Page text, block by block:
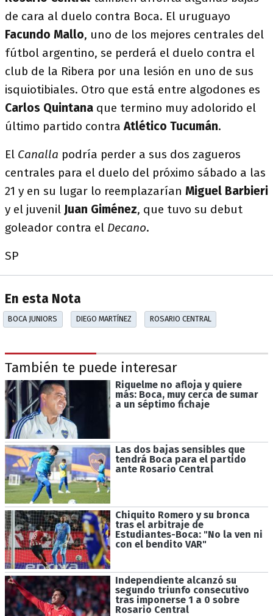
de cara al duelo contra Boca. El uruguayo
Facundo Mallo, uno de los mejores centrales del
fútbol argentino, se perderá el duelo contra el
club de la Ribera por una lesión en uno de sus
isquiotibiales. Otro que está entre algodones es
Carlos Quintana que termino muy adolorido el
último partido contraAtlético Tucumán.
El Canalla podría perder a sus dos zagueros
centrales para el duelo del próximo sábado a las
21 y en su lugar lo reemplazarían Miguel Barbieri
y el juvenil Juan Giménez, que tuvo su debut
goleador contra el Decano.
SP
En esta Nota
BOCA JUNIORS DIEGO MARTÍNEZ ROSARIO CENTRAL
También te puede interesar
Riquelme no afloja y quiere
más: Boca, muy cerca de sumar
a un séptimo fichaje
Las dos bajas sensibles que
tendrá Boca para el partido
ante Rosario Central
Chiquito Romero y su bronca
tras el arbitraje de
Estudiantes-Boca: "No la ven ni
con el bendito VAR"
Independiente alcanzó su
segundo triunfo consecutivo
tras imponerse 1 a 0 sobre
Rosario Central